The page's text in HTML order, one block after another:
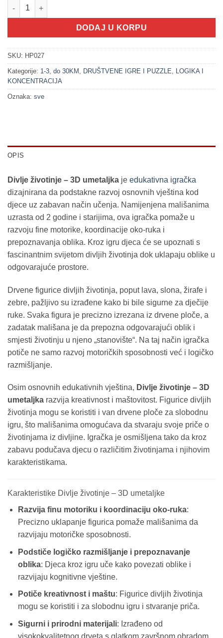
500027 3D umetaljka - DIVLJE ŽIVOTINJE (18m+) količina
DODAJ U KORPU
SKU: HP027
Kategorije: 1-3 do 30KM DRUŠTVENE IGRE I PUZZLE
LOGIKA I
KONCENTRACIJA
Oznaka: sve
OPIS
Divlje životinje – 3D umetaljka je edukativna igračka
dizajnirana da podstakne razvoj osnovnih vještina kod
djece uz zabavan način učenja. Namijenjena mališanima
uzrasta od 2 godine i starijima, ova igračka pomaže u
razvoju fine motorike, koordinacije oko-ruka i
prepoznavanja oblika. Kroz igru djeca će se upoznati s
fascinantnim svijetom divljih životinja dok uklapaju oblike u
odgovarajuće prostore.
Drvene figurice divljih životinja, poput lava, slona, žirafe i
zebre, pažljivo su izrađene kako bi bile sigurne za dječije
ruke. Svaka figura je precizno izrezana iz drvene ploče, a
zadatak mališana je da prepozna odgovarajući oblik i
smjesti životinju u njeno „stanovište“. Na taj način igračka
potiče ne samo razvoj motoričkih sposobnosti već i logičko
razmišljanje.
Osim osnovnih edukativnih vještina, Divlje životinje – 3D
umetaljka razvija kreativnost i maštovitost. Figurice divljih
životinja mogu se koristiti i van drvene ploče za slobodnu
igru, što mališanima omogućava da stvaraju svoje priče o
životinjama iz divljine. Igračka je osmišljena tako da kroz
zabavu podučava djecu o različitim životinjama i njihovim
karakteristikama.
Karakteristike Divlje životinje – 3D umetaljke
Razvija finu motoriku i koordinaciju oko-ruka:
Precizno uklapanje figurica pomaže mališanima da
razvijaju motoričke sposobnosti.
Podstiče logičko razmišljanje i prepoznavanje
oblika: Djeca kroz igru uče kako povezati oblike i
razvijaju kognitivne vještine.
Potiče kreativnost i maštu: Figurice divljih životinja
mogu se koristiti i za slobodnu igru i stvaranje priča.
Sigurni i prirodni materijali: Izrađeno od
visokokvalitetnog drveta s glatkom završnom obradom,